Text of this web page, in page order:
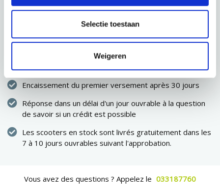
Selectie toestaan
Weigeren
PROCHAINE ÉTAPE
Pas de dépenses élevées en une seule fois
Encaissement du premier versement après 30 jours
Réponse dans un délai d'un jour ouvrable à la question
de savoir si un crédit est possible
Les scooters en stock sont livrés gratuitement dans les
7 à 10 jours ouvrables suivant l'approbation.
Vous avez des questions ? Appelez le 033187760